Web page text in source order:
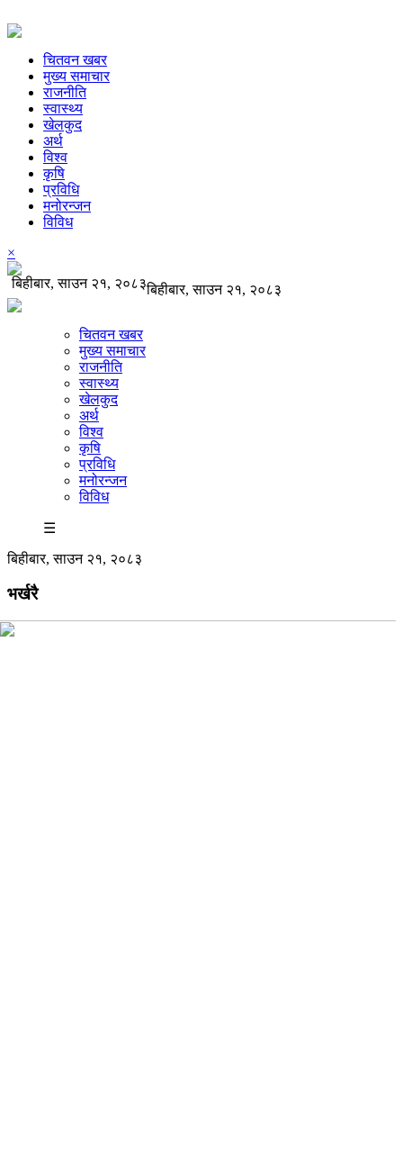
चितवन खबर
मुख्य समाचार
राजनीति
स्वास्थ्य
खेलकुद
अर्थ
विश्व
कृषि
प्रविधि
मनोरन्जन
विविध
×
बिहीबार, साउन २१, २०८३बिहीबार, साउन २१, २०८३
चितवन खबर
मुख्य समाचार
राजनीति
स्वास्थ्य
खेलकुद
अर्थ
विश्व
कृषि
प्रविधि
मनोरन्जन
विविध
☰
बिहीबार, साउन २१, २०८३
भर्खरै